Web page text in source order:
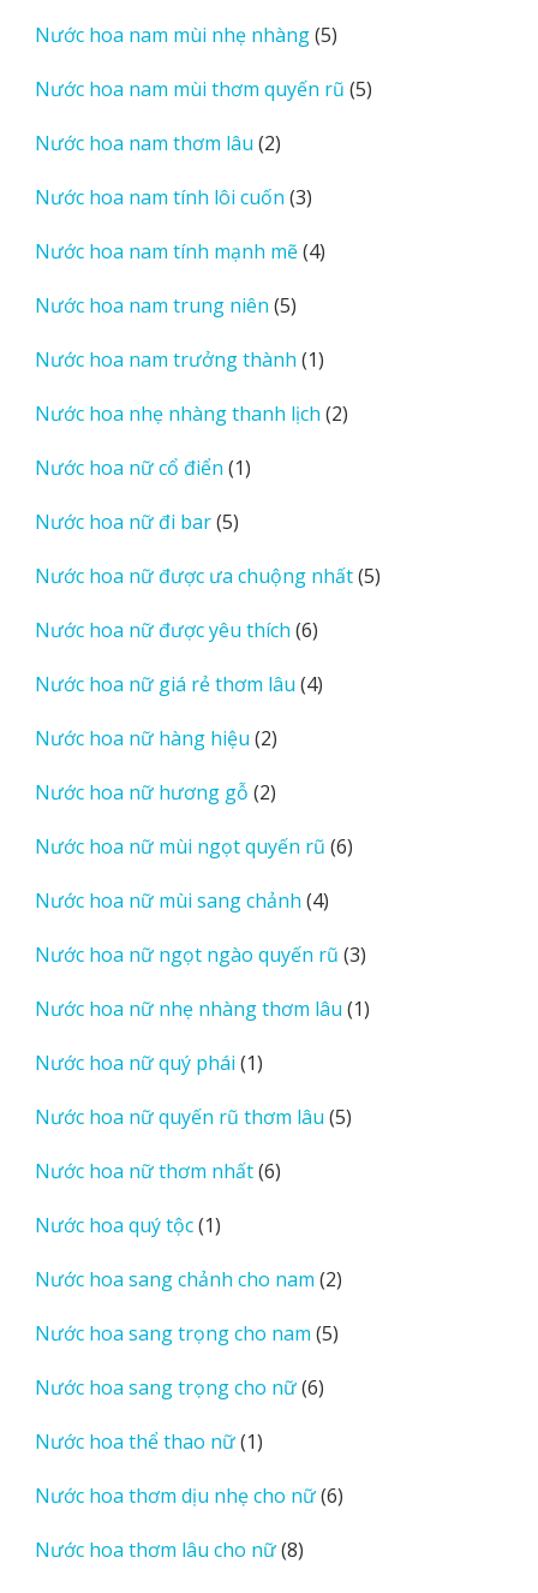
Nước hoa nam mùi nhẹ nhàng 55
phẩm
Nước hoa nam mùi thơm quyến rũ 55
Nước hoa nam thơm lâu 22
phẩm
Nước hoa nam tính lôi cuốn 33
phẩm
Nước hoa nam tính mạnh mẽ 44
Nước hoa nam trung niên 55
phẩm
Nước hoa nam trưởng thành 11
phẩm
Nước hoa nhẹ nhàng thanh lịch 22
Nước hoa nữ cổ điển 11
Nước hoa nữ đi bar 55
phẩm
Nước hoa nữ được ưa chuộng nhất 55
Nước hoa nữ được yêu thích 66
phẩm
Nước hoa nữ giá rẻ thơm lâu 44
Nước hoa nữ hàng hiệu 22
phẩm
Nước hoa nữ hương gỗ 22
phẩm
Nước hoa nữ mùi ngọt quyến rũ 66
Nước hoa nữ mùi sang chảnh 44
phẩm
Nước hoa nữ ngọt ngào quyến rũ 33
phẩm
Nước hoa nữ nhẹ nhàng thơm lâu 11
Nước hoa nữ quý phái 11
phẩm
Nước hoa nữ quyến rũ thơm lâu 55
Nước hoa nữ thơm nhất 66
Nước hoa quý tộc 11
phẩm
Nước hoa sang chảnh cho nam 22
phẩm
Nước hoa sang trọng cho nam 55
Nước hoa sang trọng cho nữ 66
Nước hoa thể thao nữ 11
phẩm
Nước hoa thơm dịu nhẹ cho nữ 66
Nước hoa thơm lâu cho nữ 88